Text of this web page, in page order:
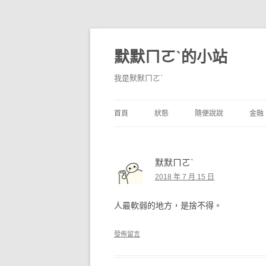
默默ㄇㄛˋ的小站
我是默默ㄇㄛˋ
首頁 狀態
獨白
隨便說說 金融
默默ㄇㄛˋ
2018 年 7 月 15 日
人最軟弱的地方，是捨不得。
發佈留言